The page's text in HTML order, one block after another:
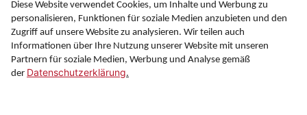
Information
Folgen Sie uns auf